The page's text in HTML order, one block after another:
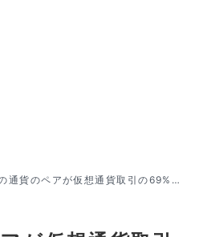
通貨のペアが仮想通貨取引の69%を